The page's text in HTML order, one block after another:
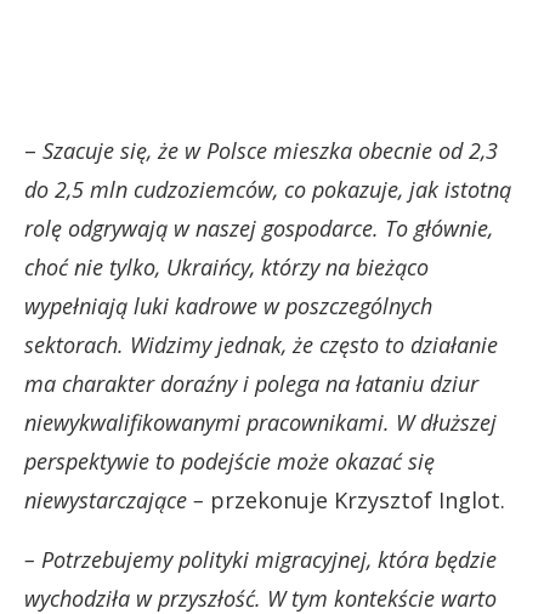
– Szacuje się, że w Polsce mieszka obecnie od 2,3
do 2,5 mln cudzoziemców, co pokazuje, jak istotną
rolę odgrywają w naszej gospodarce. To głównie,
choć nie tylko, Ukraińcy, którzy na bieżąco
wypełniają luki kadrowe w poszczególnych
sektorach. Widzimy jednak, że często to działanie
ma charakter doraźny i polega na łataniu dziur
niewykwalifikowanymi pracownikami. W dłuższej
perspektywie to podejście może okazać się
niewystarczające – przekonuje Krzysztof Inglot.
– Potrzebujemy polityki migracyjnej, która będzie
wychodziła w przyszłość. W tym kontekście warto